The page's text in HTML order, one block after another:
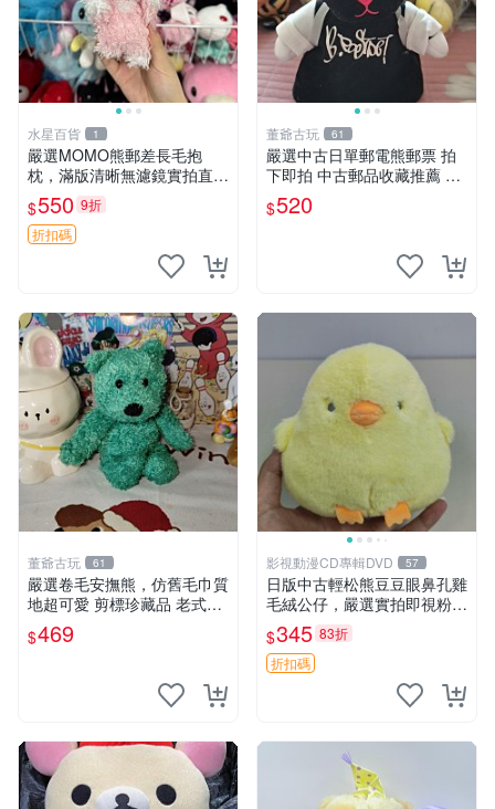
水星百貨 1
嚴選MOMO熊郵差長毛抱
枕，滿版清晰無濾鏡實拍直
銷。每周新品到貨，不容錯
過！ 郵差熊 長毛 抱枕
$550 9折
折扣碼
董爺古玩 61
嚴選中古日單郵電熊郵票 拍
下即拍 中古郵品收藏推薦 郵
票 郵電熊 日本
$520
董爺古玩 61
嚴選卷毛安撫熊，仿舊毛巾質
地超可愛 剪標珍藏品 老式毛
巾質地 安撫熊 款式
$469
影視動漫CD專輯DVD 57
日版中古輕松熊豆豆眼鼻孔雞
毛絨公仔，嚴選實拍即視粉絲
必買 公仔紙箱氣泡膜精心包
裝快速發貨 輕松熊 公仔 雞毛
絨
$345 83折
折扣碼